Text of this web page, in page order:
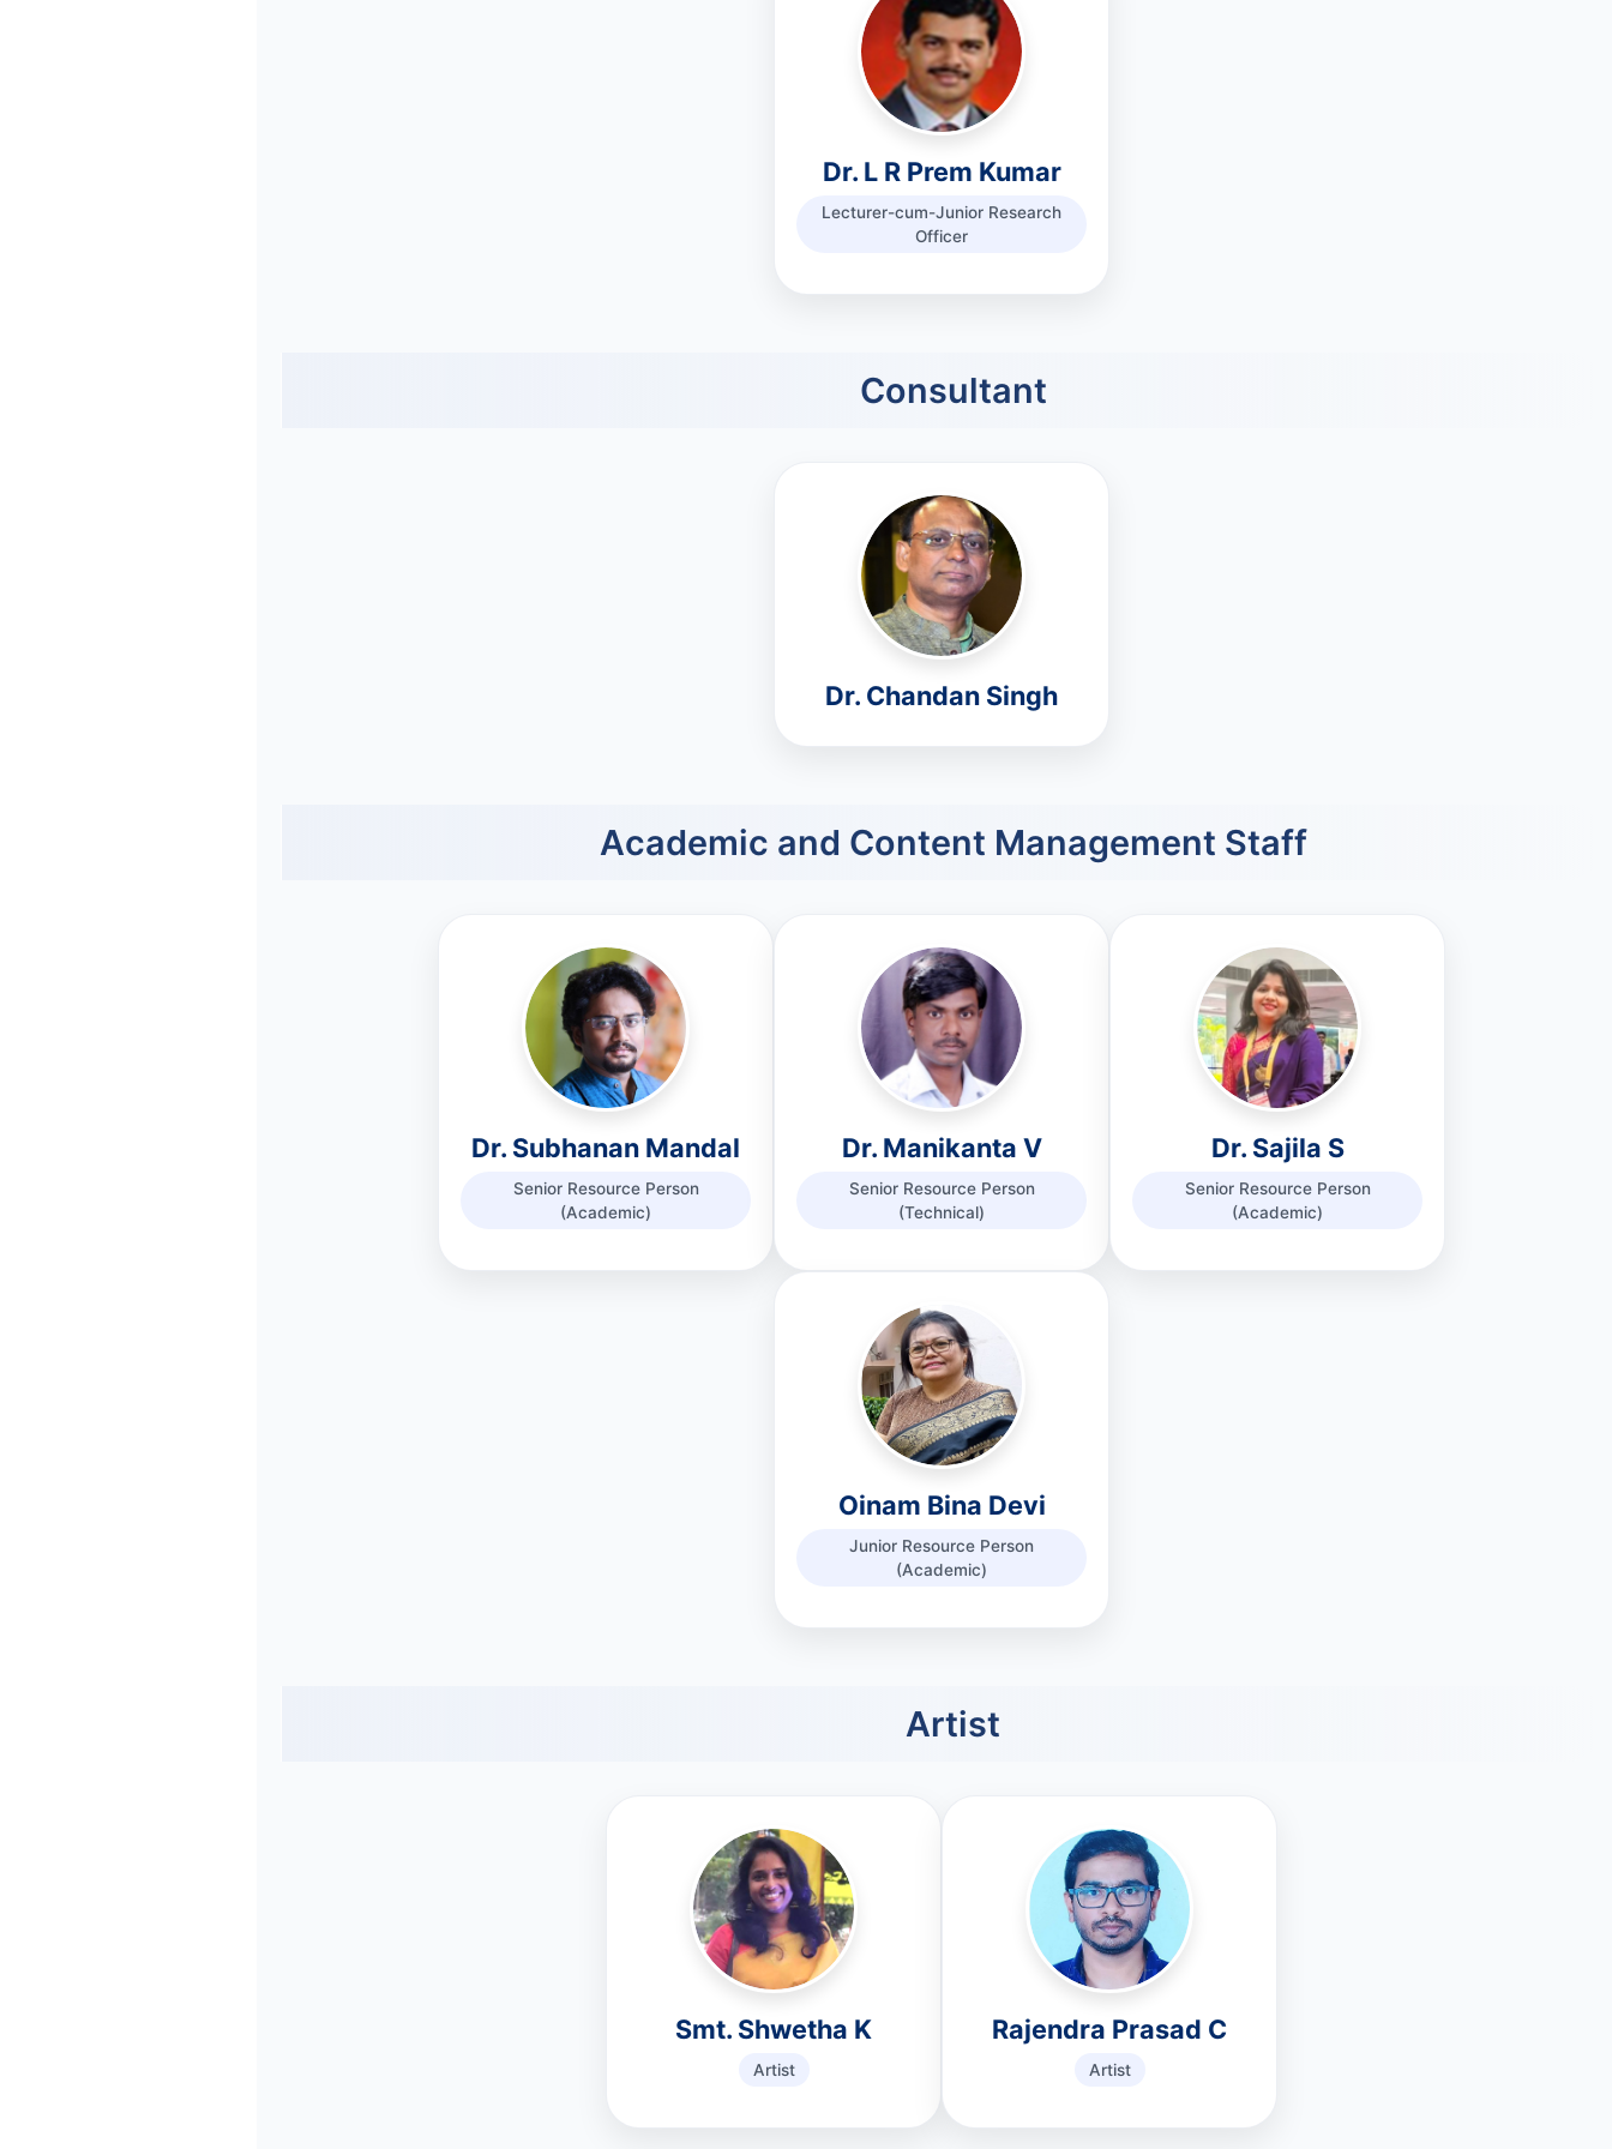
Dr. L R Prem Kumar
Lecturer-cum-Junior Research
Officer
Consultant
Dr. Chandan Singh
Academic and Content Management Staff
Dr. Subhanan Mandal
Senior Resource Person
(Academic)
Dr. Manikanta V
Senior Resource Person
(Technical)
Dr. Sajila S
Senior Resource Person
(Academic)
Oinam Bina Devi
Junior Resource Person
(Academic)
Artist
Smt. Shwetha K
Artist
Rajendra Prasad C
Artist